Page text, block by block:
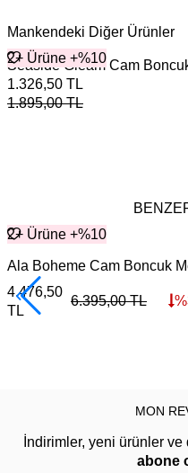
Mankendeki Diğer Ürünler
2+ Ürüne +%10
Seaside Gleam Cam
1.326,50 TL
1.895,00TL
2+ Ürüne +%10
Ala Boheme Cam Boncuk
4.476,50
TL
6.395,00TL %
MON
İndirimler, yeni ürünler
abone